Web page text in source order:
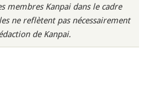
membres Kanpai dans le cadre
ne reflètent pas nécessairement
de Kanpai.